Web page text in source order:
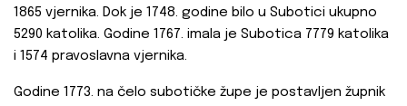
1865 vjernika. Dok je 1748. godine bilo u Subotici ukupno
5290 katolika. Godine 1767. imala je Subotica 7779 katolika
i 1574 pravoslavna vjernika.
Godine 1773. na čelo subotičke župe je postavljen župnik